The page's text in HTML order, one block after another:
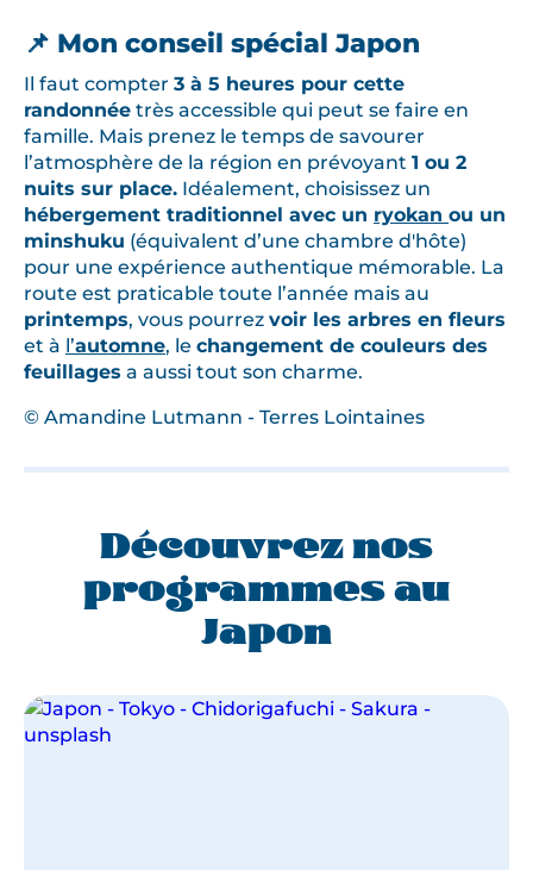
📌 Mon conseil spécial Japon
Il faut compter 3 à 5 heures pour cette
randonnée très accessible qui peut se faire en
famille. Mais prenez le temps de savourer
l’atmosphère de la région en prévoyant 1 ou 2
nuits sur place. Idéalement, choisissez un
hébergement traditionnel avec un ryokan ou un
minshuku (équivalent d’une chambre d'hôte)
pour une expérience authentique mémorable. La
route est praticable toute l’année mais au
printemps, vous pourrez voir les arbres en fleurs
et à l’automne, le changement de couleurs des
feuillages a aussi tout son charme.
© Amandine Lutmann - Terres Lointaines
Découvrez nos
programmes au
Japon